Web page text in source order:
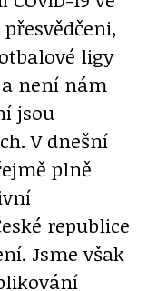
ligy
není nám
jsou
V dnešní
plně
republice
Jsme však